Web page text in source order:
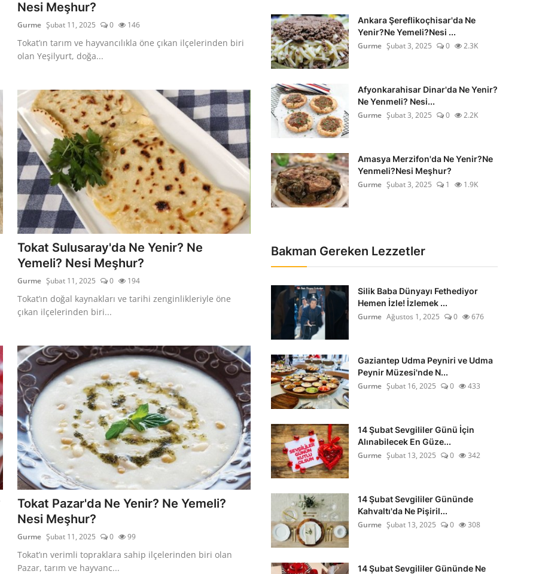
Nesi Meşhur?
Gurme Şubat 11, 2025 0 146
Tokat’ın tarım ve hayvancılıkla öne çıkan ilçelerinden biri
olan Yeşilyurt, doğa...
Tokat Sulusaray'da Ne Yenir? Ne
Yemeli? Nesi Meşhur?
Gurme Şubat 11, 2025 0 194
Tokat’ın doğal kaynakları ve tarihi zenginlikleriyle öne
çıkan ilçelerinden biri...
Tokat Pazar'da Ne Yenir? Ne Yemeli?
Nesi Meşhur?
Gurme Şubat 11, 2025 0 99
Tokat’ın verimli topraklara sahip ilçelerinden biri olan
Pazar, tarım ve hayvanc...
Ankara Şereflikoçhisar'da Ne
Yenir?Ne Yemeli?Nesi ...
Gurme Şubat 3, 2025 0 2.3K
Afyonkarahisar Dinar'da Ne Yenir?
Ne Yenmeli? Nesi...
Gurme Şubat 3, 2025 0 2.2K
Amasya Merzifon'da Ne Yenir?Ne
Yenmeli?Nesi Meşhur?
Gurme Şubat 3, 2025 1 1.9K
Bakman Gereken Lezzetler
Silik Baba Dünyayı Fethediyor
Hemen İzle! İzlemek ...
Gurme Ağustos 1, 2025 0 676
Gaziantep Udma Peyniri ve Udma
Peynir Müzesi'nde N...
Gurme Şubat 16, 2025 0 433
14 Şubat Sevgililer Günü İçin
Alınabilecek En Güze...
Gurme Şubat 13, 2025 0 342
14 Şubat Sevgililer Gününde
Kahvaltı'da Ne Pişiril...
Gurme Şubat 13, 2025 0 308
14 Şubat Sevgililer Gününde Ne